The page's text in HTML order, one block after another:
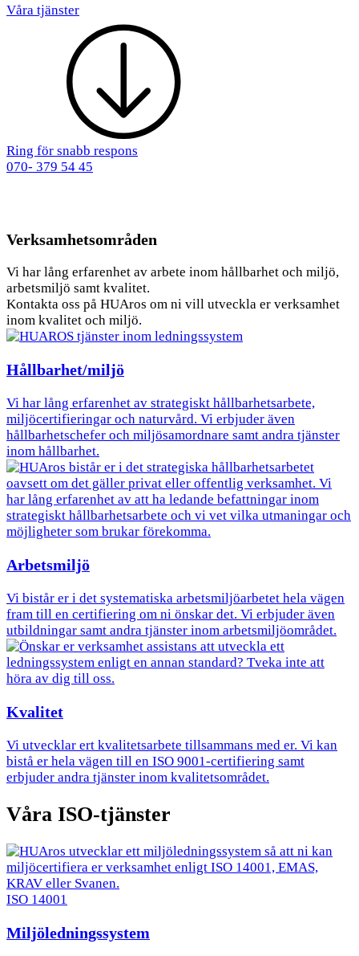
Våra tjänster
Ring för snabb respons
070- 379 54 45
Verksamhetsområden
Vi har lång erfarenhet av arbete inom hållbarhet och miljö,
arbetsmiljö samt kvalitet.
Kontakta oss på HUAros om ni vill utveckla er verksamhet
inom kvalitet och miljö.
Hållbarhet/miljö
Vi har lång erfarenhet av strategiskt hållbarhetsarbete,
miljöcertifieringar och naturvård. Vi erbjuder även
hållbarhetschefer och miljösamordnare samt andra tjänster
inom hållbarhet.
Arbetsmiljö
Vi bistår er i det systematiska arbetsmiljöarbetet hela vägen
fram till en certifiering om ni önskar det. Vi erbjuder även
utbildningar samt andra tjänster inom arbetsmiljöområdet.
Kvalitet
Vi utvecklar ert kvalitetsarbete tillsammans med er. Vi kan
bistå er hela vägen till en ISO 9001-certifiering samt
erbjuder andra tjänster inom kvalitetsområdet.
Våra ISO-tjänster
ISO 14001
Miljöledningssystem